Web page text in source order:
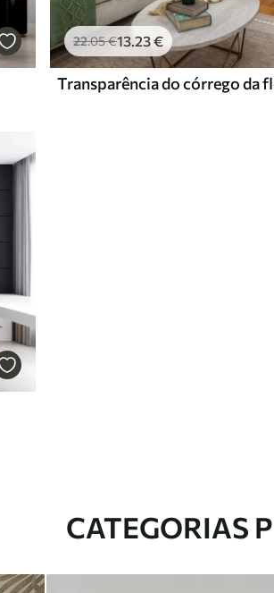
22.05€13 .23€
CATEGORIAS